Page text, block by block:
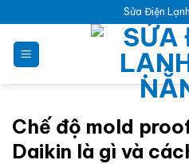
Sửa Điện
Chế độ mold
Daikin là gì và